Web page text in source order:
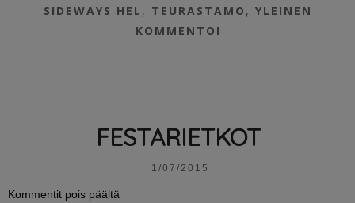
SIDEWAYS HEL , TEURASTAMO ,YLEINEN
KOMMENTOI
FESTARIETKOT
1/07/2015
Kommentit pois päältä